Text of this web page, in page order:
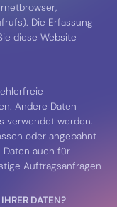
Die Erfassung
diese Website
Andere Daten
verwendet werden.
oder angebahnt
auch für
Auftragsanfragen
DATEN?